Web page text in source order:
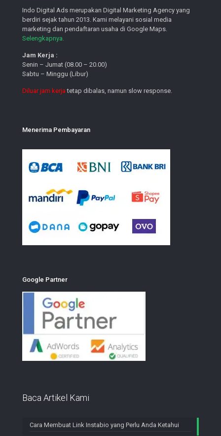
Indo Digital Ads merupakan Digital Marketing Agency yang
berdiri sejak tahun 2013. Kami melayani sosial media
marketing dan pendaftaran usaha di Google Maps.
Selengkapnya.
Jam Kerja :
Senin – Jumat (08.00 – 20.00)
Sabtu – Minggu (Libur)
Diluar jam kerja tetap dibalas, namun slow response.
Menerima Pembayaran
Google Partner
Baca Artikel Kami
Cara Membuat Link Instabio yang Perlu Anda Ketahui